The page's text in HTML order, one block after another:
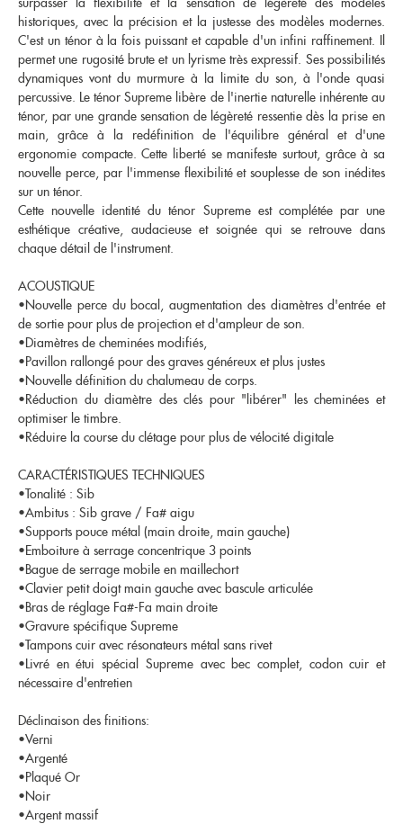
OCCASIONS
Flûte traversière
Flûte à bec
Saxophone
Promotions
Coups de coeur
Nouveautés
Promotions
Coups de coeur
Nouveautés
Nouveautés
historiques, avec la précision et la justesse des modèles modernes.
C'est un ténor à la fois puissant et capable d'un infini raffinement. Il
permet une rugosité brute et un lyrisme très expressif. Ses possibilités
dynamiques vont du murmure à la limite du son, à l'onde quasi
percussive. Le ténor Supreme libère de l'inertie naturelle inhérente au
ténor, par une grande sensation de légèreté ressentie dès la prise en
main, grâce à la redéfinition de l'équilibre général et d'une
ergonomie compacte. Cette liberté se manifeste surtout, grâce à sa
nouvelle perce, par l'immense flexibilité et souplesse de son inédites
sur un ténor.
Cette nouvelle identité du ténor Supreme est complétée par une
esthétique créative, audacieuse et soignée qui se retrouve dans
chaque détail de l'instrument.
ACOUSTIQUE
•Nouvelle perce du bocal, augmentation des diamètres d'entrée et
de sortie pour plus de projection et d'ampleur de son.
•Diamètres de cheminées modifiés,
•Pavillon rallongé pour des graves généreux et plus justes
•Nouvelle définition du chalumeau de corps.
•Réduction du diamètre des clés pour "libérer" les cheminées et
optimiser le timbre.
•Réduire la course du clétage pour plus de vélocité digitale
CARACTÉRISTIQUES TECHNIQUES
•Tonalité : Sib
•Ambitus : Sib grave / Fa# aigu
•Supports pouce métal (main droite, main gauche)
•Emboiture à serrage concentrique 3 points
•Bague de serrage mobile en maillechort
•Clavier petit doigt main gauche avec bascule articulée
•Bras de réglage Fa#-Fa main droite
•Gravure spécifique Supreme
•Tampons cuir avec résonateurs métal sans rivet
•Livré en étui spécial Supreme avec bec complet, codon cuir et
nécessaire d'entretien
Déclinaison des finitions:
•Verni
•Argenté
•Plaqué Or
•Noir
•Argent massif